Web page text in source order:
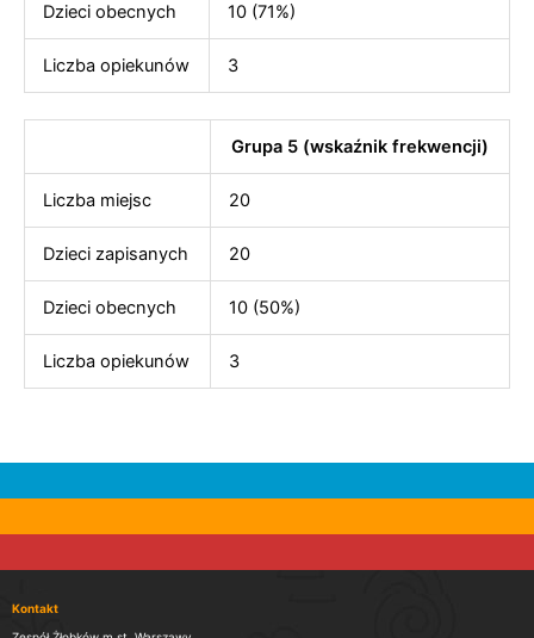
Dzieci obecnych 10 (71%)
Liczba opiekunów 3
Grupa 5 (wskaźnik frekwencji)
Liczba miejsc 20
Dzieci zapisanych 20
Dzieci obecnych 10 (50%)
Liczba opiekunów 3
Kontakt